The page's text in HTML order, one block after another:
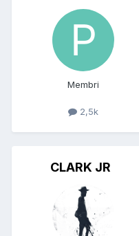
Membri
2,5k
CLARK JR